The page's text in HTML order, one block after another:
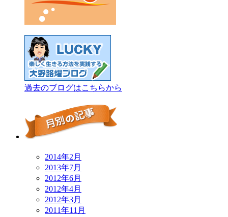
過去のブログはこちらから
2014年2月
2013年7月
2012年6月
2012年4月
2012年3月
2011年11月